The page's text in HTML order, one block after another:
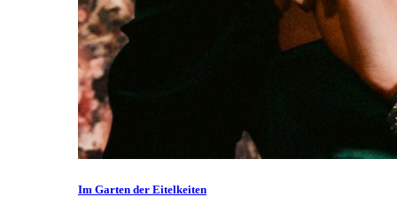
Im Garten der Eitelkeiten